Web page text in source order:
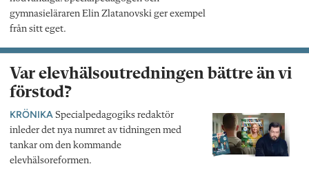
gymnasieläraren Elin Zlatanovski ger exempel
från sitt eget.
Var elevhälsoutredningen bättre än vi
förstod?
KRÖNIKA Specialpedagogiks redaktör
inleder det nya numret av tidningen med
tankar om den kommande
elevhälsoreformen.